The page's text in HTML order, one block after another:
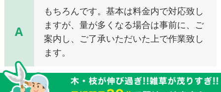
A
もちろんです。基本は料金内で対応致し
ますが、量が多くなる場合は事前に、ご
案内し、ご了承いただいた上で作業致し
ます。